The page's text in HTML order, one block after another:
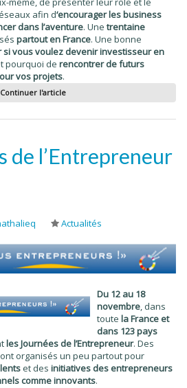
afin d‘encouragerles business
dans l’aventure. Une trentaine
partout en France. Une bonne
vous voulez devenir investisseur en
pourquoi de rencontrer de futurs
vos projets.
Continuer l'article
de l’Entrepreneur
Actualités
Du 12 au 18
novembre, dans
toute la France et
dans 123 pays
les Journées de l’Entrepreneur. Des
organisés un peu partout pour
et des initiatives des entrepreneurs
comme innovants.